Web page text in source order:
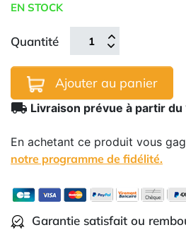
EN STOCK
Quantité
Ajouter au panier
local_shipping Livraison prévue à partir
En achetant ce produit vous
notre programme de fidélité.
Garantie satisfait ou